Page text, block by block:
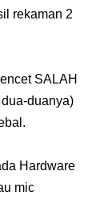
rekaman 2
SALAH
duanya)
Hardware
mic